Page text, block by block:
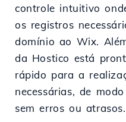
controle intuitivo
os registros
domínio ao Wix.
da Hostico está
rápido para a
necessárias, de
sem erros ou atrasos.